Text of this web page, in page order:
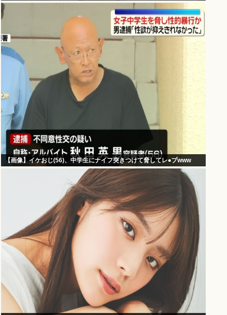
【画像】イケおじ(56)、中学生にナイフ突きつけて脅してレ●プwww